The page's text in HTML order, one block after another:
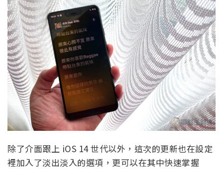
除了介面跟上 iOS 14 世代以外，這次的更新也在設定
裡加入了淡出淡入的選項，更可以在其中快速掌握